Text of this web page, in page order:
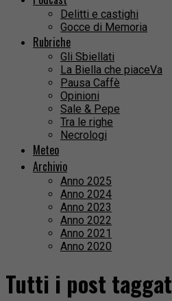
Delitti e castighi
Gocce di Memoria
Rubriche
Gli Sbiellati
La Biella che piaceVa
Pausa Caffè
Opinioni
Sale & Pepe
Tra le righe
Necrologi
Meteo
Archivio
Anno 2025
Anno 2024
Anno 2023
Anno 2022
Anno 2021
Anno 2020
Tutti i post